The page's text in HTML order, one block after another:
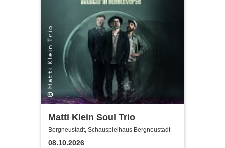
Matti Klein Soul Trio
Bergneustadt, Schauspielhaus Bergneustadt
08.10.2026